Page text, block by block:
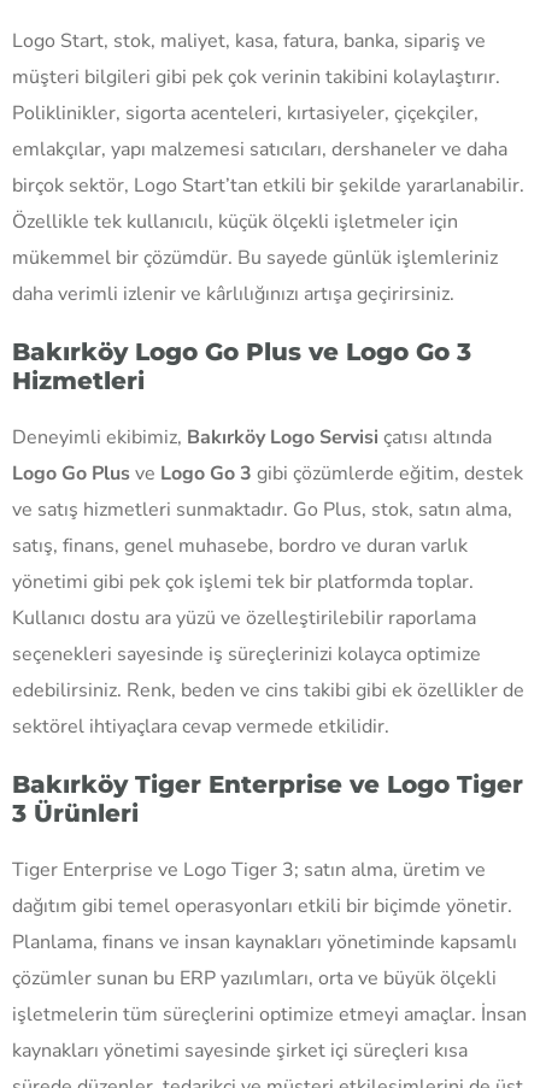
Logo Start, stok, maliyet, kasa, fatura, banka, sipariş ve
müşteri bilgileri gibi pek çok verinin takibini kolaylaştırır.
Poliklinikler, sigorta acenteleri, kırtasiyeler, çiçekçiler,
emlakçılar, yapı malzemesi satıcıları, dershaneler ve daha
birçok sektör, Logo Start’tan etkili bir şekilde yararlanabilir.
Özellikle tek kullanıcılı, küçük ölçekli işletmeler için
mükemmel bir çözümdür. Bu sayede günlük işlemleriniz
daha verimli izlenir ve kârlılığınızı artışa geçirirsiniz.
Bakırköy Logo Go Plus ve Logo Go 3
Hizmetleri
Deneyimli ekibimiz, Bakırköy Logo Servisi çatısı altında
Logo Go Plusve Logo Go 3 gibi çözümlerde eğitim, destek
ve satış hizmetleri sunmaktadır. Go Plus, stok, satın alma,
satış, finans, genel muhasebe, bordro ve duran varlık
yönetimi gibi pek çok işlemi tek bir platformda toplar.
Kullanıcı dostu ara yüzü ve özelleştirilebilir raporlama
seçenekleri sayesinde iş süreçlerinizi kolayca optimize
edebilirsiniz. Renk, beden ve cins takibi gibi ek özellikler de
sektörel ihtiyaçlara cevap vermede etkilidir.
Bakırköy Tiger Enterprise ve Logo Tiger
3 Ürünleri
Tiger Enterprise ve Logo Tiger 3; satın alma, üretim ve
dağıtım gibi temel operasyonları etkili bir biçimde yönetir.
Planlama, finans ve insan kaynakları yönetiminde kapsamlı
çözümler sunan bu ERP yazılımları, orta ve büyük ölçekli
işletmelerin tüm süreçlerini optimize etmeyi amaçlar. İnsan
kaynakları yönetimi sayesinde şirket içi süreçleri kısa